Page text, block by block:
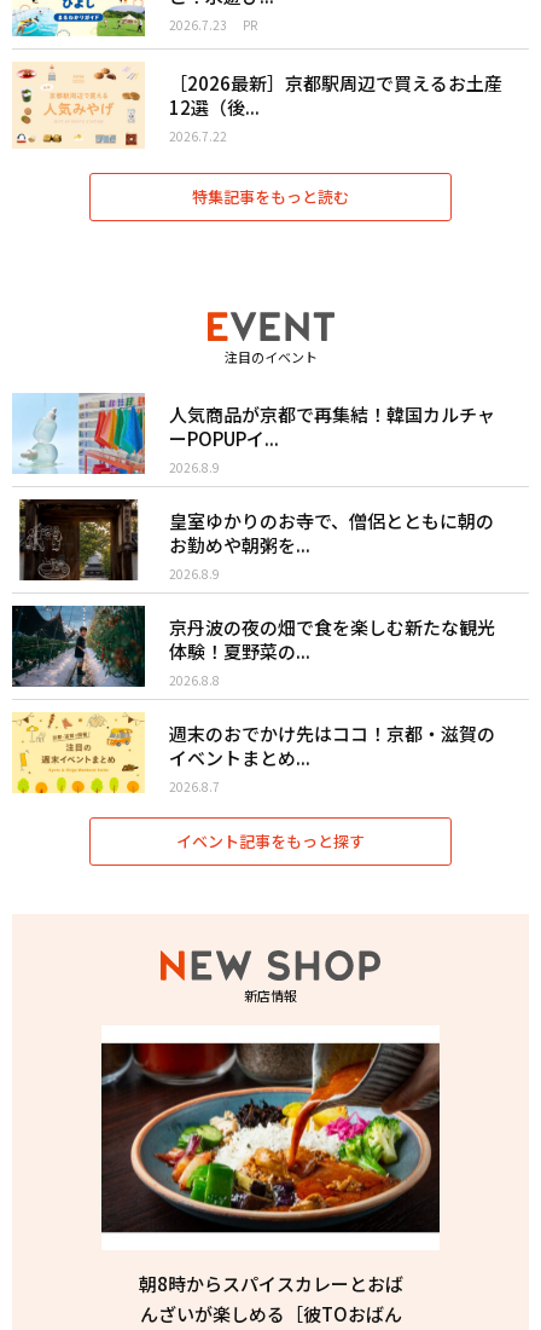
2026.7.23 PR
［2026最新］京都駅周辺で買えるお土産
12選（後...
2026.7.22
特集記事をもっと読む
注目のイベント
人気商品が京都で再集結！韓国カルチャ
ーPOPUPイ...
2026.8.9
皇室ゆかりのお寺で、僧侶とともに朝の
お勤めや朝粥を...
2026.8.9
京丹波の夜の畑で食を楽しむ新たな観光
体験！夏野菜の...
2026.8.8
週末のおでかけ先はココ！京都・滋賀の
イベントまとめ...
2026.8.7
イベント記事をもっと探す
新店情報
朝8時からスパイスカレーとおば
んざいが楽しめる［彼TOおばん